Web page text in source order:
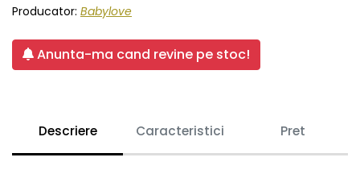
Producator: Babylove
Anunta-ma cand revine pe stoc!
Descriere Caracteristici Pret